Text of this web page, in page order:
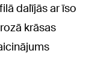
dalījās ar īso
krāsas